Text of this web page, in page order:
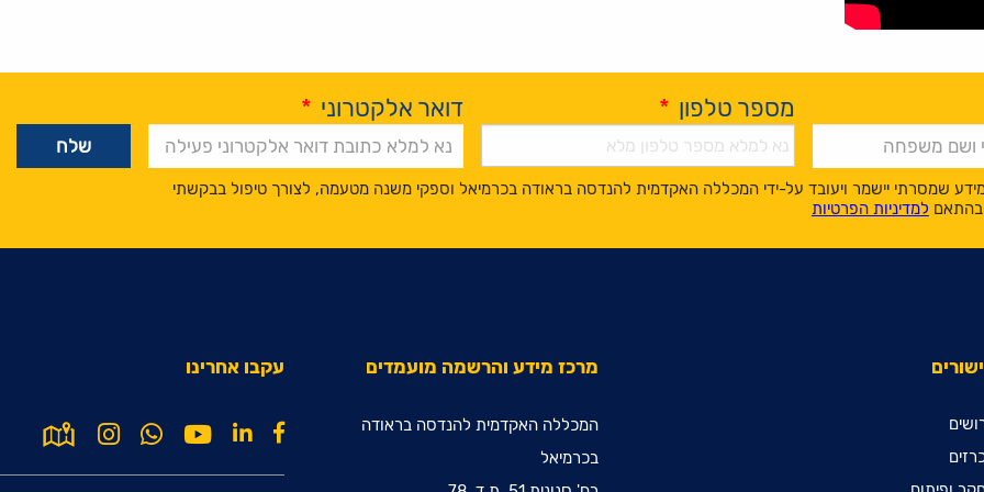
מספר טלפון * דואר אלקטרוני *
שמסרתי יישמר ויעובד על-ידי המכללה האקדמית להנדסה בראודה בכרמיאל וספקי משנה מטעמה, לצורך טיפול בבקשתי
בהתאם למדיניות הפרטיות
מרכז מידע והרשמה מועמדים
המכללה האקדמית להנדסה בראודה
בכרמיאל
עקבו אחרינו